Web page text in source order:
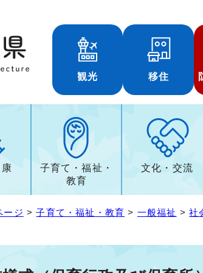
観光 移住
子育て・福祉・
教育
文化・交流
ージ >子育て・福祉・教育 > 一般福祉 >社